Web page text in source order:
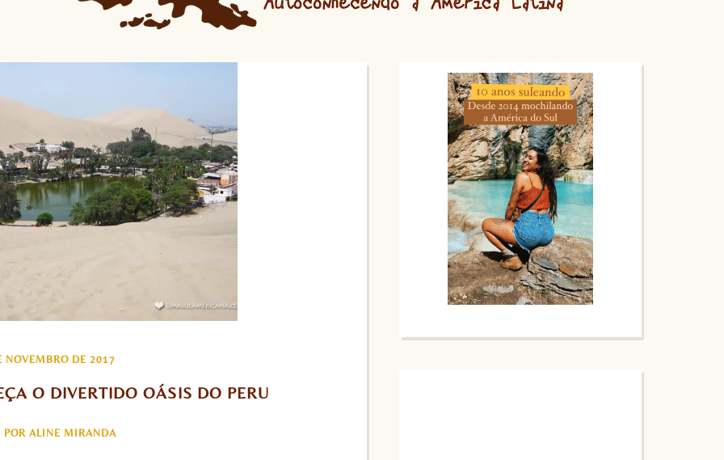
NOVEMBRO DE 2017
O DIVERTIDO OÁSIS DO PERU
POR ALINE MIRANDA